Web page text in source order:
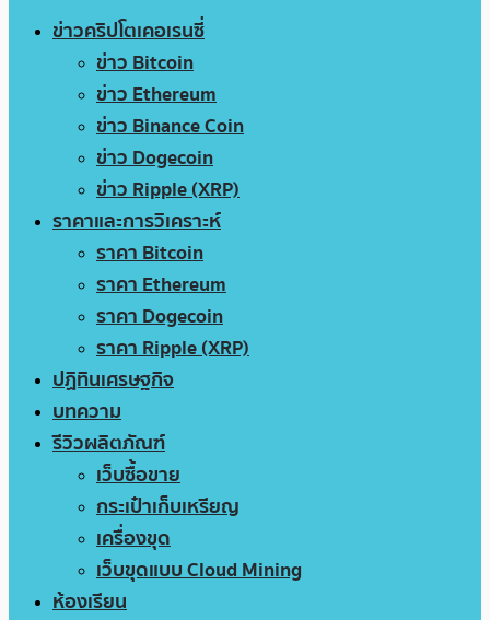
ข่าวคริปโตเคอเรนซี่
ข่าว Bitcoin
ข่าว Ethereum
ข่าว Binance Coin
ข่าว Dogecoin
ข่าว Ripple (XRP)
ราคาและการวิเคราะห์
ราคา Bitcoin
ราคา Ethereum
ราคา Dogecoin
ราคา Ripple (XRP)
ปฏิทินเศรษฐกิจ
บทความ
รีวิวผลิตภัณฑ์
เว็บซื้อขาย
กระเป๋าเก็บเหรียญ
เครื่องขุด
เว็บขุดแบบ Cloud Mining
ห้องเรียน